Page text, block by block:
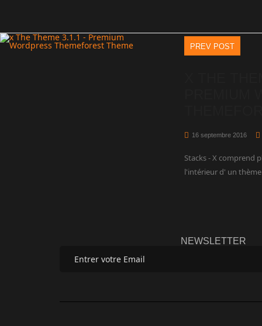
PREV POST
16 septembre 2016
Stacks - X comprend
l'intérieur d' un
NEWSLETTER